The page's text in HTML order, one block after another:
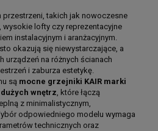
przestrzeni, takich jak nowoczesne
wysokie lofty czy reprezentacyjne
instalacyjnym i aranżacyjnym.
okazują się niewystarczające, a
urządzeń na różnych ścianach
i zaburza estetykę.
są mocne grzejniki KAIR marki
dużych wnętrz, które łączą
z minimalistycznym,
odpowiedniego modelu wymaga
technicznych oraz